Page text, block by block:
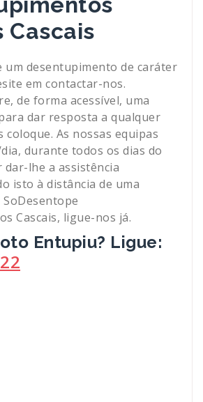
Cascais
um desentupimento de caráter
em contactar-nos.
de forma acessível, uma
dar resposta a qualquer
coloque. As nossas equipas
durante todos os dias do
lhe a assistência
isto à distância de uma
SoDesentope
Cascais, ligue-nos já.
Entupiu? Ligue: